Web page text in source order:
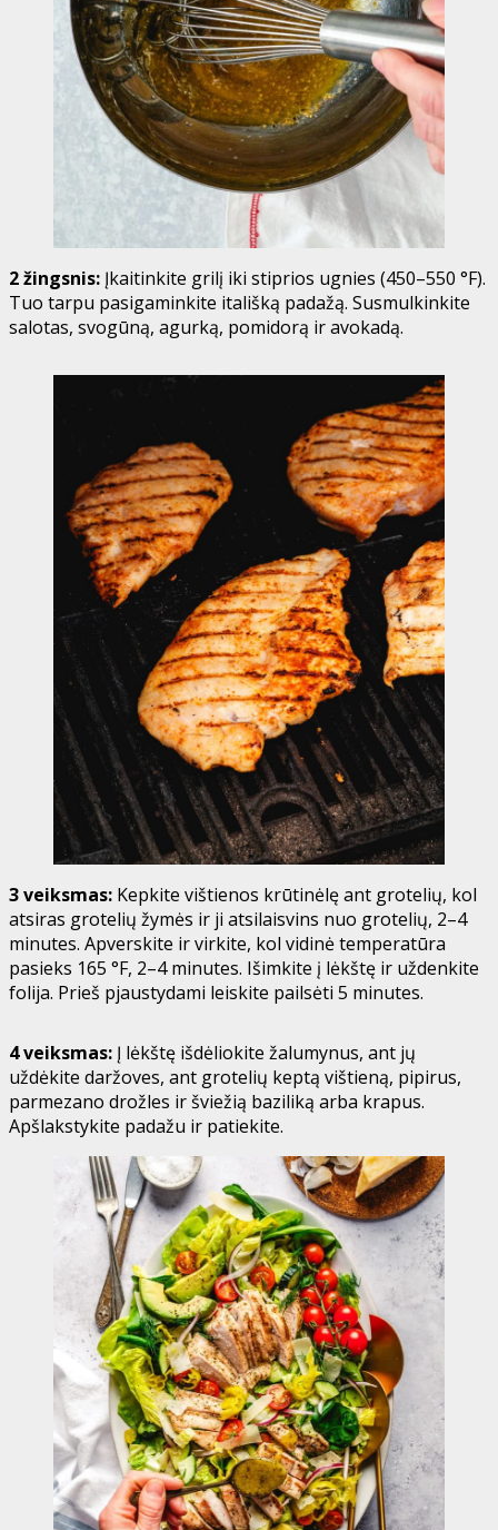
2 žingsnis: Įkaitinkite grilį iki stiprios ugnies (450–550 °F).
Tuo tarpu pasigaminkite itališką padažą. Susmulkinkite
salotas, svogūną, agurką, pomidorą ir avokadą.
3 veiksmas: Kepkite vištienos krūtinėlę ant grotelių, kol
atsiras grotelių žymės ir ji atsilaisvins nuo grotelių, 2–4
minutes. Apverskite ir virkite, kol vidinė temperatūra
pasieks 165 °F, 2–4 minutes. Išimkite į lėkštę ir uždenkite
folija. Prieš pjaustydami leiskite pailsėti 5 minutes.
4 veiksmas: Į lėkštę išdėliokite žalumynus, ant jų
uždėkite daržoves, ant grotelių keptą vištieną, pipirus,
parmezano drožles ir šviežią baziliką arba krapus.
Apšlakstykite padažu ir patiekite.